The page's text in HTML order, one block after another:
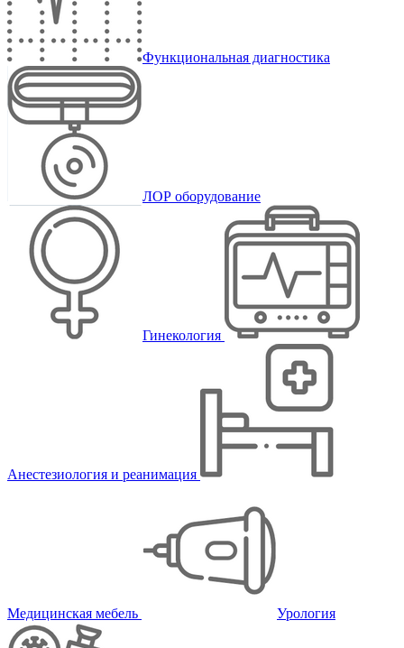
Функциональная диагностика
ЛОР оборудование
Гинекология
Анестезиология и реанимация
Медицинская мебель Урология